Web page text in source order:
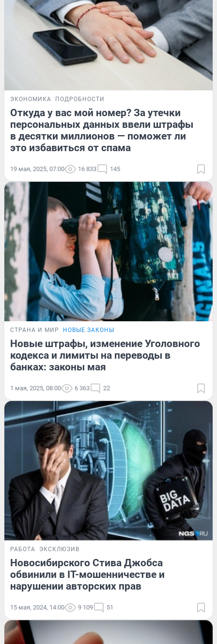
ЭКОНОМИКА ПОДРОБНОСТИ
Откуда у вас мой номер? За утечки
персональных данных ввели штрафы
в десятки миллионов — поможет ли
это избавиться от спама
19 мая, 2025, 07:00 16 833 145
СТРАНА И МИР НОВЫЕ ЗАКОНЫ
Новые штрафы, изменение Уголовного
кодекса и лимиты на переводы в
банках: законы мая
1 мая, 2025, 08:00 6 363 22
РАБОТА ЭКСКЛЮЗИВ
Новосибирского Стива Джобса
обвинили в IT-мошенничестве и
нарушении авторских прав
15 мая, 2024, 14:00 9 109 51